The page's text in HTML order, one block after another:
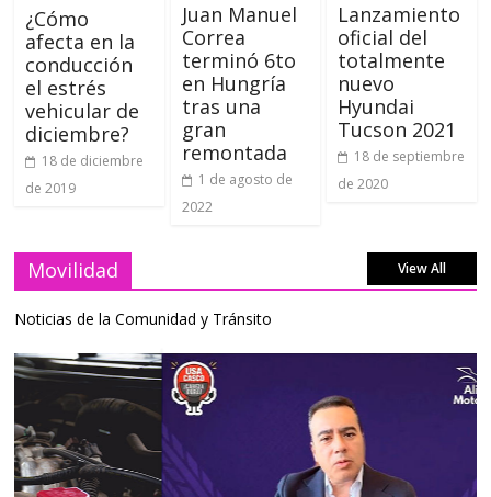
¿Cómo
afecta en la
conducción
el estrés
vehicular de
diciembre?
18 de diciembre
de 2019
Juan Manuel
Correa
terminó 6to
en Hungría
tras una
gran
remontada
1 de agosto de
2022
Lanzamiento
oficial del
totalmente
nuevo
Hyundai
Tucson 2021
18 de septiembre
de 2020
Movilidad View All
Noticias de la Comunidad y Tránsito